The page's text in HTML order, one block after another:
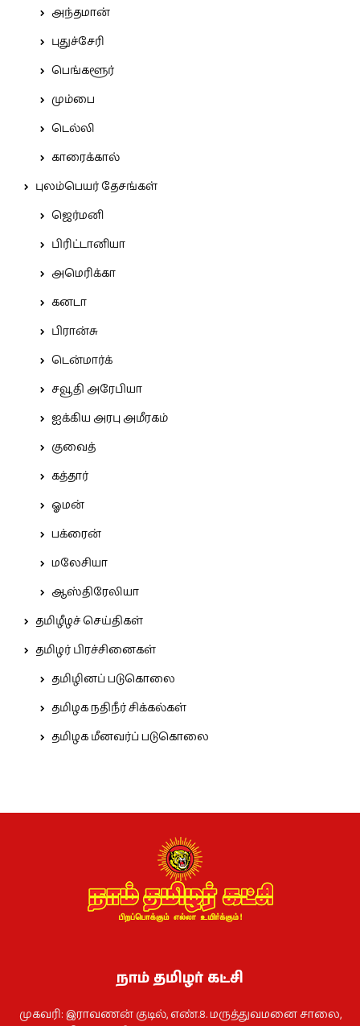
அந்தமான்
புதுச்சேரி
பெங்களூர்
மும்பை
டெல்லி
காரைக்கால்
புலம்பெயர் தேசங்கள்
ஜெர்மனி
பிரிட்டானியா
அமெரிக்கா
கனடா
பிரான்சு
டென்மார்க்
சவூதி அரேபியா
ஐக்கிய அரபு அமீரகம்
குவைத்
கத்தார்
ஓமன்
பக்ரைன்
மலேசியா
ஆஸ்திரேலியா
தமிழீழச் செய்திகள்
தமிழர் பிரச்சினைகள்
தமிழினப் படுகொலை
தமிழக நதிநீர் சிக்கல்கள்
தமிழக மீனவர்ப் படுகொலை
நாம் தமிழர் கட்சி
முகவரி: இராவணன் குடில், எண்.8. மருத்துவமனை சாலை,